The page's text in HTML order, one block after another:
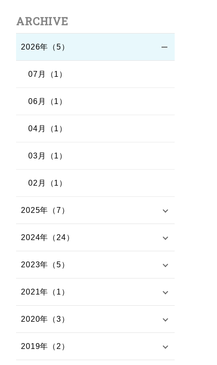
ARCHIVE
2026年（5）
07月（1）
06月（1）
04月（1）
03月（1）
02月（1）
2025年（7）
2024年（24）
2023年（5）
2021年（1）
2020年（3）
2019年（2）